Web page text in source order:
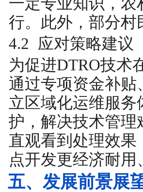
行。此外，部分村
4.2 应对策略建议
为促进DTRO技术
通过专项资金补
立区域化运维服
护，解决技术管理
直观看到处理效
点开发更经济耐
五、发展前景展